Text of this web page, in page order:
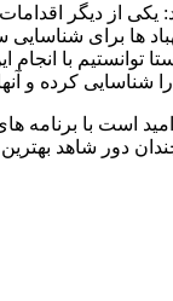
یکی از دیگر
ها برای
کرده و
است با برنامه
دور شاهد بهترین